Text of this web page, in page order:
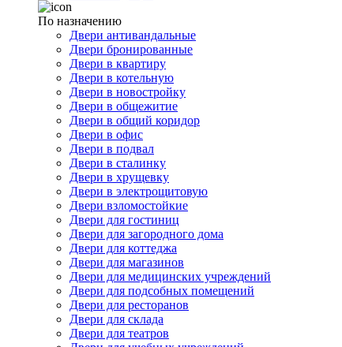
По назначению
Двери антивандальные
Двери бронированные
Двери в квартиру
Двери в котельную
Двери в новостройку
Двери в общежитие
Двери в общий коридор
Двери в офис
Двери в подвал
Двери в сталинку
Двери в хрущевку
Двери в электрощитовую
Двери взломостойкие
Двери для гостиниц
Двери для загородного дома
Двери для коттеджа
Двери для магазинов
Двери для медицинских учреждений
Двери для подсобных помещений
Двери для ресторанов
Двери для склада
Двери для театров